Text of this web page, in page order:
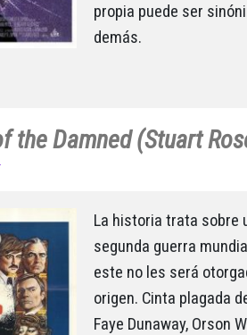
propia puede ser
demás.
the Damned (Stuart
La historia trata sobre
segunda guerra
este no les será
origen. Cinta plagada
Faye Dunaway, Orson